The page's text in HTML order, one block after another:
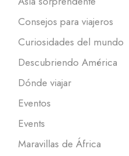
Consejos para viajeros
Curiosidades del mundo
Descubriendo América
Dónde viajar
Eventos
Events
Maravillas de África